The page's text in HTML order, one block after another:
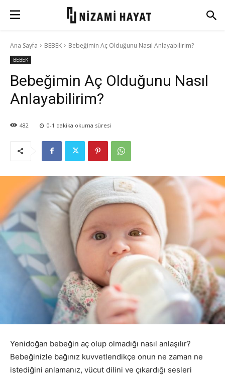
Ana Sayfa BEBEK Bebeğimin Aç Olduğunu Nasıl Anlayabilirim?
BEBEK
Bebeğimin Aç Olduğunu Nasıl
Anlayabilirim?
482 0-1 dakika okuma süresi
Yenidoğan bebeğin aç olup olmadığı nasıl anlaşılır?
Bebeğinizle bağınız kuvvetlendikçe onun ne zaman ne
istediğini anlamanız, vücut dilini ve çıkardığı sesleri